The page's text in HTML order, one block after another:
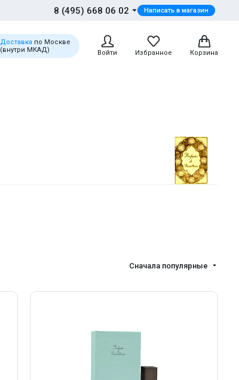
8 (495) 668 06 02 Написать в магазин
Доставка по Москве
(внутри МКАД)
Войти Избранное Корзина
Сначала популярные